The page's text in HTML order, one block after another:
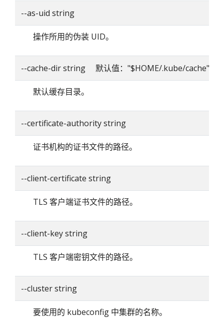
--as-uid string
操作所用的伪装 UID。
--cache-dir string 默认值："$HOME/.kube/cache"
默认缓存目录。
--certificate-authority string
证书机构的证书文件的路径。
--client-certificate string
TLS 客户端证书文件的路径。
--client-key string
TLS 客户端密钥文件的路径。
--cluster string
要使用的 kubeconfig 中集群的名称。